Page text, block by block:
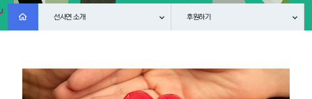
선사연 소개 후원하기